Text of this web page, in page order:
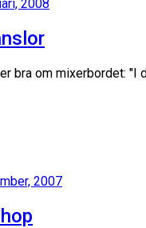
2008
bra om mixerbordet: "I
2007